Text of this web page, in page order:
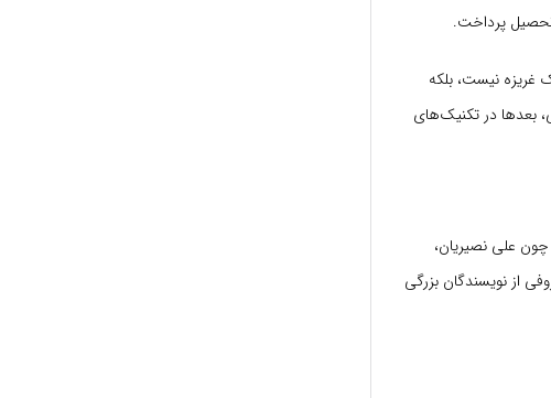
تحصیل پرداخت.
غریزه نیست، بلکه
بعدها در تکنیک‌های
چون علی نصیریان،
از نویسندگان بزرگی